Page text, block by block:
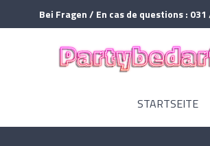
Bei Fragen / En cas de questions :
STARTSEITE